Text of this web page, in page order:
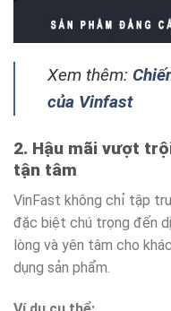
Xem thêm:
của Vinfast
2. Hậu mãi vượt
tận tâm
VinFast không chỉ tập
đặc biệt chú trọng đến
lòng và yên tâm cho
dụng sản phẩm.